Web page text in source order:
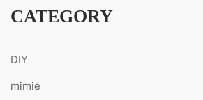
CATEGORY
DIY
mimie